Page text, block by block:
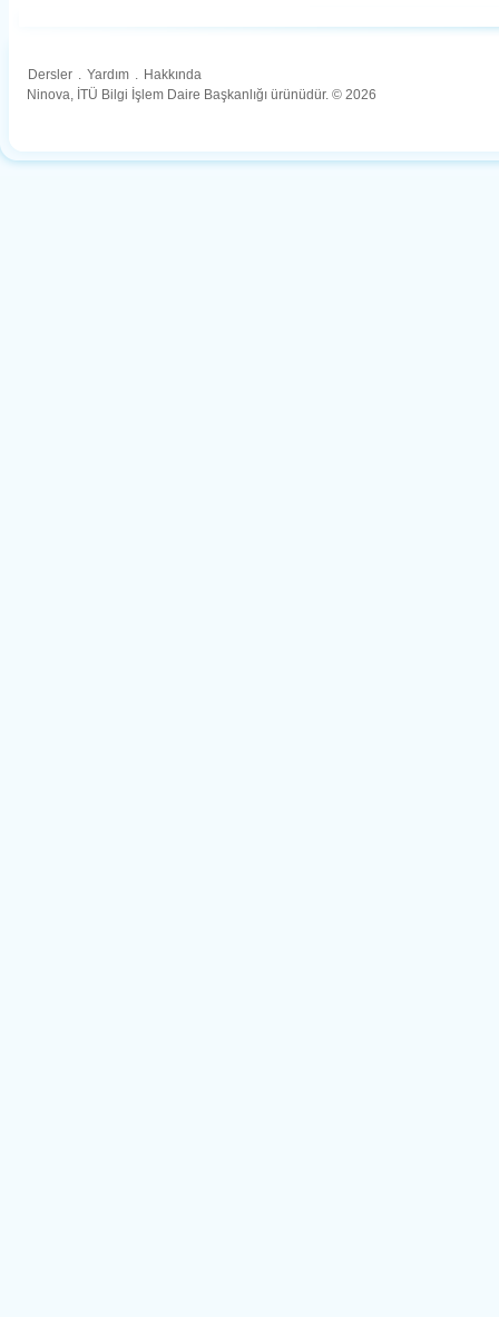
Dersler . Yardım . Hakkında
Ninova, İTÜ Bilgi İşlem Daire Başkanlığı ürünüdür. © 2026